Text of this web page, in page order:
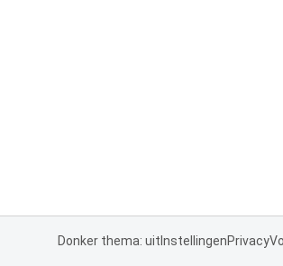
Donker thema: uit InstellingenPrivacy